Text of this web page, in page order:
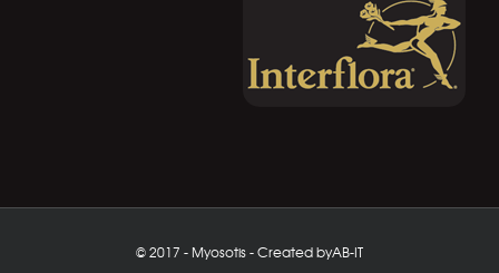
© 2017 - Myosotis - Created byAB-IT